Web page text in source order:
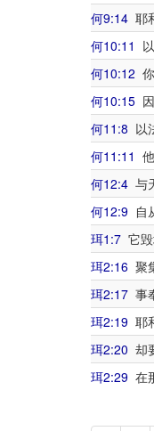
何9:14 耶
何10:11
何10:12
何10:15
何11:8 以
何11:11
何12:4 与
何12:9 自
珥1:7 它
珥2:16 聚
珥2:17 事
珥2:19 耶
珥2:20 却
珥2:29 在